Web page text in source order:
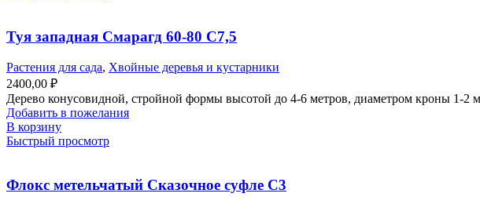
Туя западная Смарагд 60-80 С7,5
Растения для сада, Хвойные деревья и кустарники
2400,00 ₽
Дерево конусовидной, стройной формы высотой до 4-6 метров, диаметром кроны 1-2
Добавить в пожелания
В корзину
Быстрый просмотр
Флокс метельчатый Сказочное суфле С3